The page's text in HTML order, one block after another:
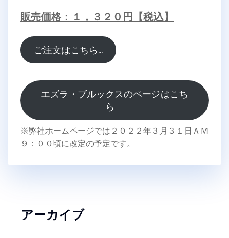
販売価格：１，３２０円【税込】
ご注文はこちら…
エズラ・ブルックスのページはこち
ら
※弊社ホームページでは２０２２年３月３１日ＡＭ
９：００頃に改定の予定です。
アーカイブ